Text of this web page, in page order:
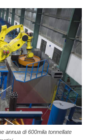
annua di 600mila tonnellate